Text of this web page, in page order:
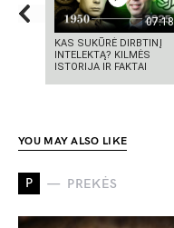
07:18
KAS SUKŪRĖ DIRBTINĮ
INTELEKTĄ? KILMĖS
ISTORIJA IR FAKTAI
YOU MAY ALSO LIKE
P PREKĖS